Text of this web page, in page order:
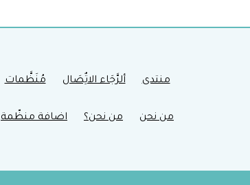
منتدى ألرَّجَاء الاتٌِصَال مُنَظَّمات
من نحن من نحن؟ اضافة منظّمة